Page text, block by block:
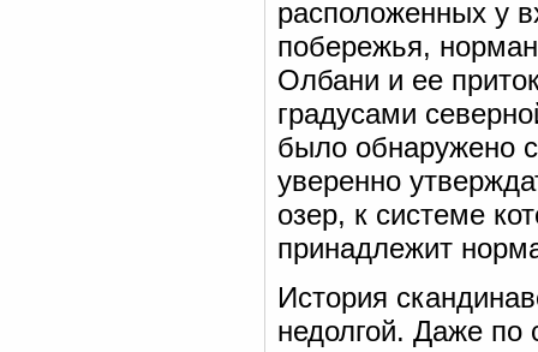
расположенных у
побережья,
Олбани и ее
градусами
было обнаружено
уверенно
озер, к системе
принадлежит
История
недолгой. Даже